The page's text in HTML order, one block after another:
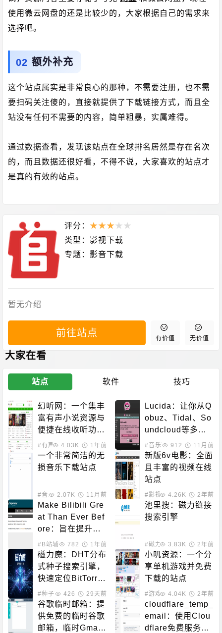
使用微云网盘的还是比较少的，大家根据自己的需求来
选择吧。
额外补充
这个站点属实是非常良心的那种，不需要注册，也不需
要扫码关注傻的，直接就提供了下载链接方式，而且全
站没有任何不需要的内容，简单粗暴，实属难得。
通过数据查看，发现该站点在全球排名居然是存在名次
的，而且数据还很好看，不得不说，大家喜欢的站点才
是真的有效的站点。
评分： ★★★ ★ ★
类型： 影视下载
专题： 影音下载
暂无介绍
前往站点 有价值 无价值
大家在看
站点 软件 技巧
幻听网：一个集丰
富有声小说资源与
便捷在线收听功能
于一体的平台
#有声小说4.03K 1年前
Lucida：让你从Q
obuz、Tidal、So
undcloud等多个
主流音乐平台免费
下载高质量音乐的
网站
#音乐下载912 11月前
一个非常简洁的无
损音乐下载站点
#音乐下载
2.07K 11月前
新版6v电影：全面
且丰富的视频在线
站点
#影视下载 #在线影音
4.26K 2年前
Make Bilibili Gre
at Than Ever Bef
ore：旨在提升Bili
bili用户体验，防
止日志报告和用户
跟踪
#B站辅助 782 1年前
池里搜：磁力链接
搜索引擎
#磁力搜索3.83K 2年前
磁力魔：DHT分布
式种子搜索引擎，
快速定位BitTorre
nt资源
#种子下载 #磁力搜索
426 29天前
小叽资源：一个分
享单机游戏并免费
下载的站点
#游戏下载4.04K 2年前
谷歌临时邮箱：提
供免费的临时谷歌
邮箱，临时Gmail
cloudflare_temp_
email：使用Clou
dflare免费服务，